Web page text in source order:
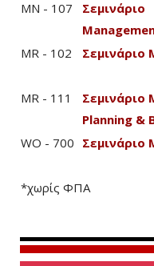
MN - 107
Σεμινάριο
MR - 102
Σεμινάριο
MR - 111
Σεμινάριο
Planning &
WO - 700 Σεμινάριο
*χωρίς ΦΠΑ